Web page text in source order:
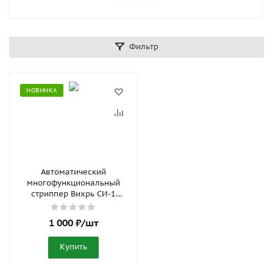
Фильтр
НОВИНКА
Автоматический
многофункциональный
стриппер Вихрь СИ-1
73/12/2/1
1 000₽/шт
Купить